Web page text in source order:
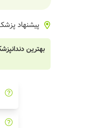
پیشنهاد
بهترین